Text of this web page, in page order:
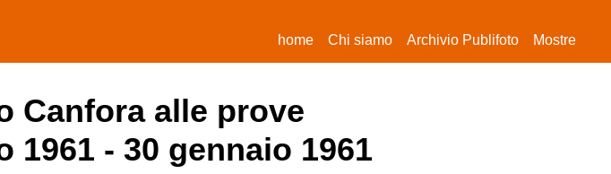
home(current)
Chi siamo Archivio Publifoto Mostre
Canfora alle prove
- 30 gennaio 1961